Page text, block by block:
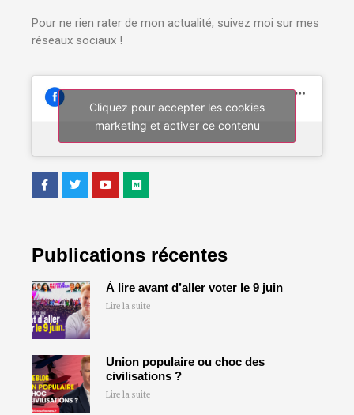
Pour ne rien rater de mon actualité, suivez moi sur mes
réseaux sociaux !
Cliquez pour accepter les cookies
marketing et activer ce contenu
Publications récentes
À lire avant d’aller voter le 9 juin
Lire la suite
Union populaire ou choc des
civilisations ?
Lire la suite